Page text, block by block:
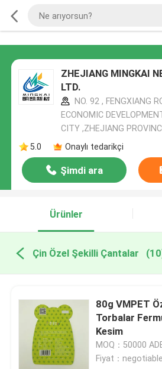
ZHEJIANG MINGKAI
LTD.
NO. 92 , FENGXIANG
ECONOMIC
CITY ,ZHEJIANG
5.0
Onaylı tedarikçi
Şimdi ara
Ürünler
Çin Özel Şekilli Çantalar
80g VMPET
Torbalar
Kesim
MOQ：50000
Fiyat：negotiable